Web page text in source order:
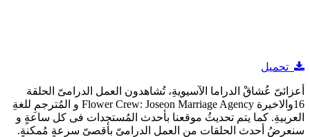
تحميل
أعزائىّ عُشاقْ الدراما الآسيويةِ، تُشاهدون العمل الدرامىّ الحلقة
16والاخيرة Flower Crew: Joseon Marriage Agency و المُترجمِ للغةِ
العربيةِ. كما يتم تحديثُ موقعنا بأحدث المُستجدات فى كل ساعةٍ و
سنعرضُ أحدث الحلقات من العمل الدرامىّ بأقصىّ سرعةٍ مُمكنةٍ.